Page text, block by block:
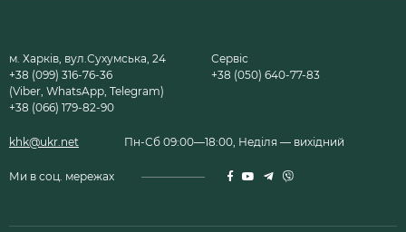
м. Харків, вул.Сухумська, 24
+38 (099) 316-76-36
(Viber, WhatsApp, Telegram)
+38 (066) 179-82-90
Сервіс
+38 (050) 640-77-83
khk@ukr.net Пн-Сб 09:00—18:00, Неділя — вихідний
Ми в соц. мережах